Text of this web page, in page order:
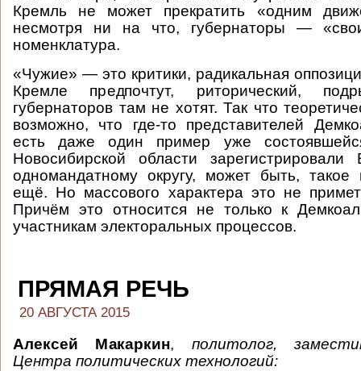
Кремль не может прекратить «одним
несмотря ни на что, губернаторы —
номенклатура.
«Чужие» — это критики, радикальная
Кремле предпочтут, риторический,
губернаторов там не хотят. Так что
возможно, что где-то представителей
есть даже один пример уже
Новосибирской области
одномандатному округу, может быть, такое
ещё. Но массового характера это не
Причём это относится не только к
участникам электоральных процессов.
ПРЯМАЯ РЕЧЬ
20 АВГУСТА 2015
Алексей Макаркин, политолог,
Центра политических технологий: